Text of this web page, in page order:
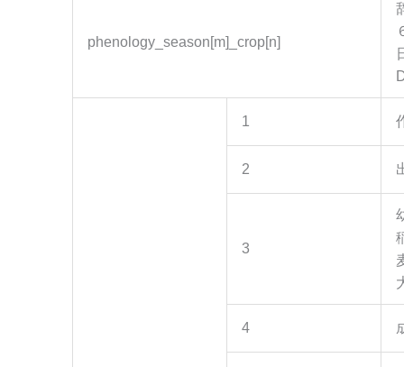
phenology_season[m]_crop[n]
1
2
3
4